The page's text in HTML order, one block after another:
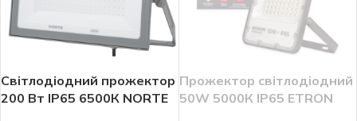
Світлодіодний прожектор
200 Вт IP65 6500К NORTE
Прожектор світлодіодний
50W 5000К IP65 ETRON